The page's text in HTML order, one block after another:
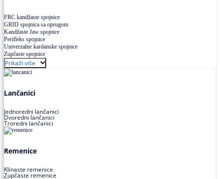
FRC kandžaste spojnice
GRID spojnica sa oprugom
Kandžaste Jaw spojnice
Perifleks spojnice
Univerzalne kardanske spojnice
Zupčaste spojnice
Prikaži više
Lančanici
Jednoredni lančanici
Dvoredni lančanici
Troredni lančanici
Remenice
Klinaste remenice
Zupčaste remenice